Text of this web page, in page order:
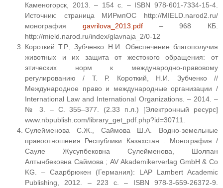
Каменогорск, 2013. – 154 с. – ISBN 978-601-7334-15-4.
Источник: страница МИРмпОС http://MIELD.narod2.ru/
монография gavrilova_2013.pdf– 968 КБ.
http://mield.narod.ru/index/glavnaja_2/0-12
Короткий Т.Р., Зубченко Н.И. Обеспечение благополучия
животных и их защита от жестокого обращения: от
этических норм к международно-правовому
регулированию / Т. Р. Короткий, Н.И. Зубченко //
Международное право и международные организации /
International Law and International Organizations. – 2014. –
№ 3. – С. 355–377. (2.33 п.л.) [Электронный ресурс]
www.nbpublish.com/library_get_pdf.php?id=30711.
Сулейменова С.Ж., Саймова Ш.А. Водно-земельные
правоотношения Республики Казахстан : Монография /
Сауле Жусупбековна Сулейменова, Шолпан
Алтынбековна Саймова ; AV Akademikerverlag GmbH & Co
KG. – Саарбрюкен (Германия): LAP Lambert Academic
Publishing, 2012. – 223 c. – ISBN 978-3-659-26372-9.